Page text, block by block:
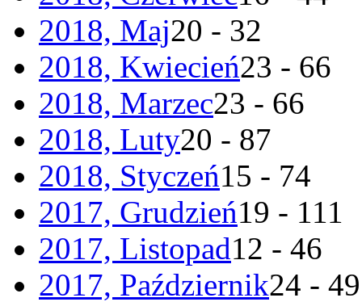
2018, Maj20 - 32
2018, Kwiecień23 - 66
2018, Marzec23 - 66
2018, Luty20 - 87
2018, Styczeń15 - 74
2017, Grudzień19 - 111
2017, Listopad12 - 46
2017, Październik24 - 49